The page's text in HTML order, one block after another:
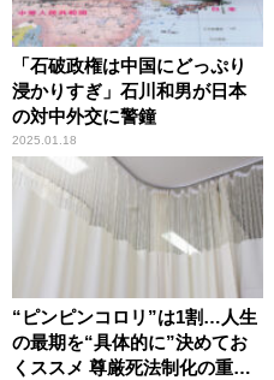
「石破政権は中国にどっぷり
浸かりすぎ」石川和男が日本
の対中外交に警鐘
2025.01.18
“ピンピンコロリ”は1割…人生
の最期を“具体的に”決めてお
くススメ 尊厳死法制化の重要